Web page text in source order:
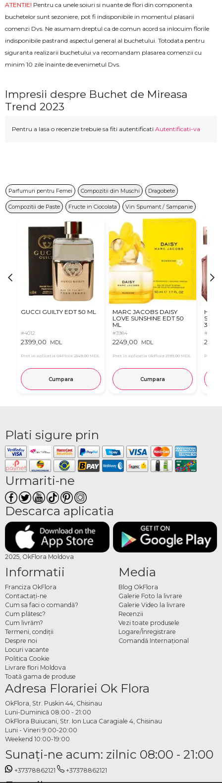
ATENTIE! Pentru ca unele soiuri si nuante de flori din componenta
buchetelor sunt sezoniere, pot fi indisponibile in momentul plasarii
comenzi Dvs. Ne asumam dreptul ca de comun acord sa inlocuim florile
indisponibile pastrand aspectul general al buchetului. Totodata pentru
siguranta realizarii buchetului va recomandam plasarea comenzii cu
minim 10 zile înainte de evenimetul Dvs.
Impresii despre Buchet de Mireasa
Trend 2023
Pentru a lasa o recenzie trebuie sa fiti autentificati Autentificati-va
Parfumuri pentru Femei Compozitii din Muschi Dragobete
Compozitii de Paste Fructe in Ciocolata Vin Spumant / Sampanie
GUCCI GUILTY EDT 50 ML
#4012
2399,00 MDL
Pret in aplicatia OkFlora 2349,00 MDL
Cumpara
MARC JACOBS DAISY
LOVE SUNSHINE EDT 50
ML
#3984
2249,00 MDL
Pret in aplicatia OkFlora 2199,00 MDL
Cumpara
30 Ml
#4013
Pret in
Plati sigure prin
Urmariti-ne
Descarca aplicatia
2025, OkFlora Moldova
Informatii
Franciza OkFlora
Contactaţi-ne
Cum sa faci o comandă?
Cum plătesc?
Cum livrăm?
Termeni, condiţii
Despre noi
Locuri vacante
Politica Cookie
Livrare flori Moldova
Toată gama de produse
Media
Blog OkFlora
Galerie Foto la livrare
Galerie Video la livrare
Recenzii
Vezi toate produsele
Logare/Înregistrare
Comandă Internațional
Adresa Florariei Ok Flora
OkFlora, Str. Puskin 44, Chisinau
Luni-Duminică 08:00 - 21:00
OkFlora Buiucani, Str. Ion Luca Caragiale 4, Chisinau
Luni - Vineri 9:00-20:00
Weekend 10:00-19:00
Sunaţi-ne acum: zilnic 08:00 - 21:00
+37378862121 +37378862121